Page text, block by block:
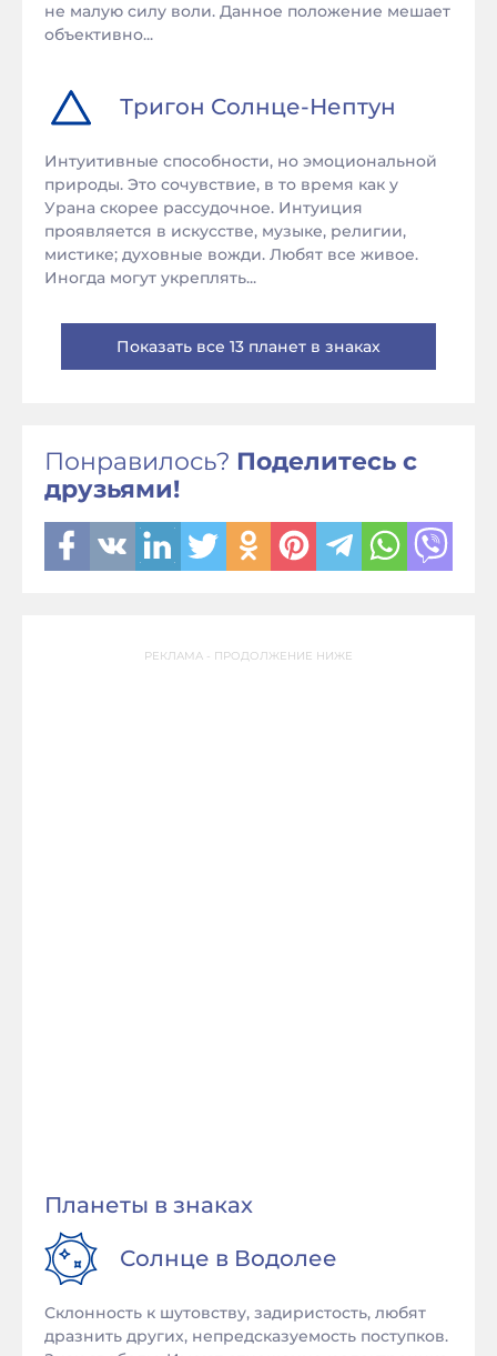
не малую силу воли. Данное положение мешает
объективно...
Тригон Солнце-Нептун
Интуитивные способности, но эмоциональной
природы. Это сочувствие, в то время как у
Урана скорее рассудочное. Интуиция
проявляется в искусстве, музыке, религии,
мистике; духовные вожди. Любят все живое.
Иногда могут укреплять...
Показать все 13 планет в знаках
Понравилось? Поделитесь с
друзьями!
РЕКЛАМА - ПРОДОЛЖЕНИЕ НИЖЕ
Планеты в знаках
Солнце в Водолее
Склонность к шутовству, задиристость, любят
дразнить других, непредсказуемость поступков.